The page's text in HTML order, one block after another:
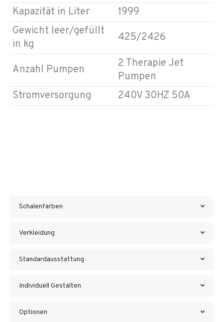
Kapazität in Liter
1999
Gewicht leer/gefüllt
in kg
425/2426
Anzahl Pumpen
2 Therapie Jet
Pumpen
Stromversorgung
240V 30HZ 50A
Schalenfarben
Verkleidung
Standardausstattung
Individuell Gestalten
Optionen